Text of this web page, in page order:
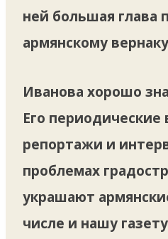
ней большая глава
армянскому
Иванова хорошо
Его периодические
репортажи и
проблемах
украшают
числе и нашу